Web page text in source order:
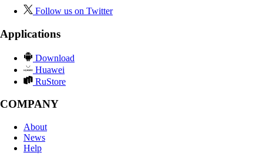
Follow us on Twitter
Applications
Download
Huawei
RuStore
COMPANY
About
News
Help